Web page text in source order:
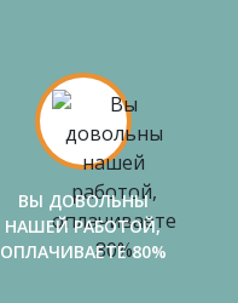
ВЫ ДОВОЛЬНЫ
НАШЕЙ РАБОТОЙ,
ОПЛАЧИВАЕТЕ 80%